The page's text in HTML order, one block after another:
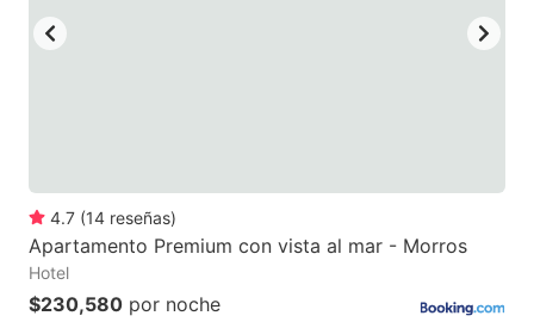
4.7 (14 reseñas)
Apartamento Premium con vista al mar - Morros
Hotel
$230,580 por noche